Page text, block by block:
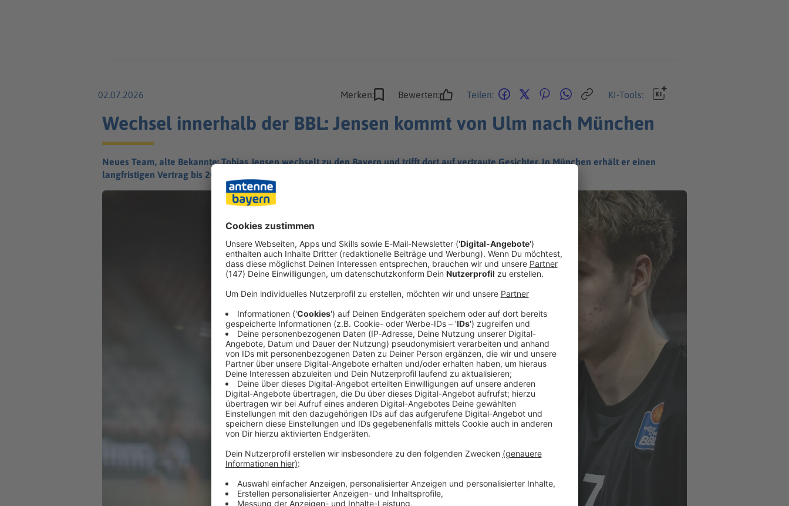
02.07.2026 Merken: Bewerten: Teilen: KI-Tools:
Wechsel innerhalb der BBL: Jensen kommt von Ulm nach München
Neues Team, alte Bekannte: Tobias Jensen wechselt zu den Bayern und trifft dort auf vertraute Gesichter. In München erhält er einen
langfristigen Vertrag bis 2030.